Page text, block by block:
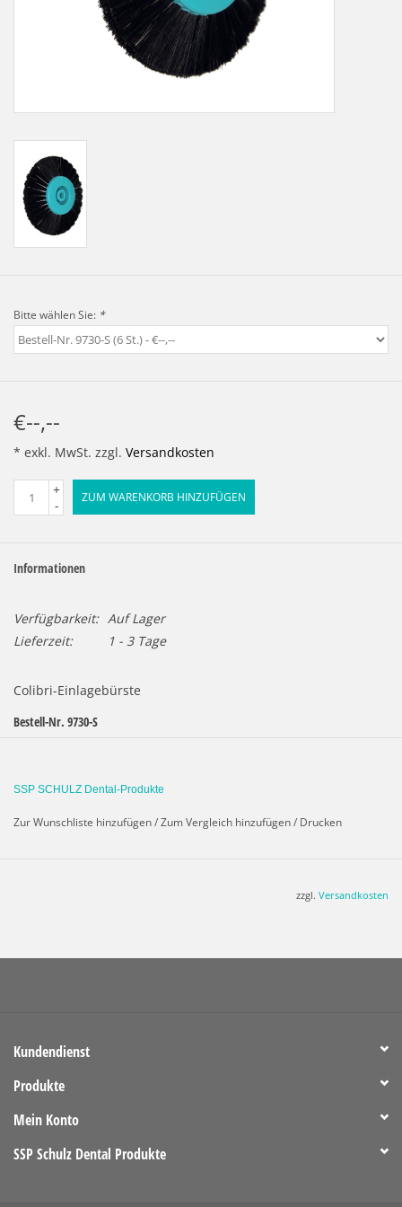
LOT-PROGRAMM
NEU: LV SFE 50% - PRECI-
SSP vor Ort
Bitte wählen Sie: *
€--,--
* exkl. MwSt. zzgl. Versandkosten
+
-
ZUM WARENKORB HINZUFÜGEN
Informationen
Verfügbarkeit: Auf Lager
Lieferzeit:
1 - 3 Tage
Colibri-Einlagebürste
Bestell-Nr. 9730-S
Abmessungen: Anzahl der Reihen
SSP SCHULZ Dental-Produkte
Zur Wunschliste hinzufügen/Zum Vergleich hinzufügen/ Drucken
zzgl. Versandkosten
Kundendienst
Produkte
Mein Konto
SSP Schulz Dental Produkte